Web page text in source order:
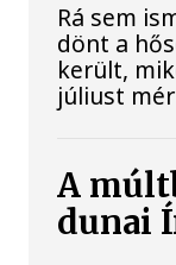
Rá sem
dönt a
került,
júliust
A
dunai